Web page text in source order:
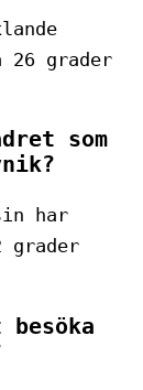
26 grader
som
har
grader